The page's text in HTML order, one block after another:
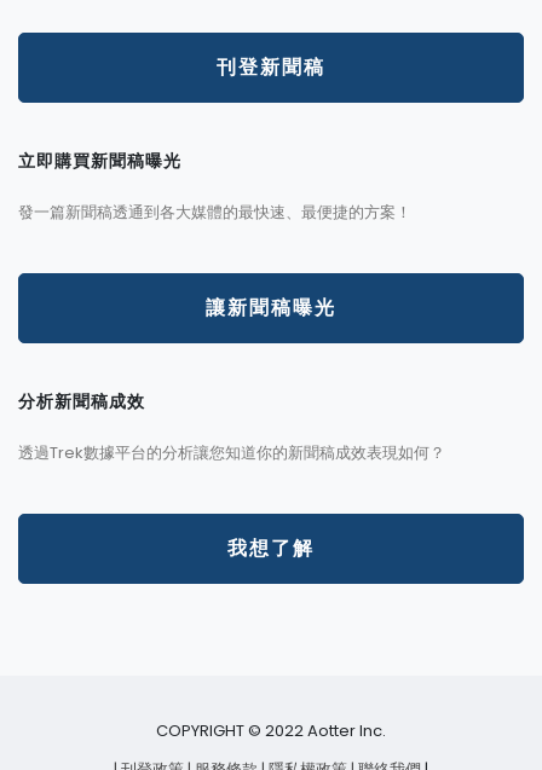
刊登新聞稿
立即購買新聞稿曝光
發一篇新聞稿透通到各大媒體的最快速、最便捷的方案！
讓新聞稿曝光
分析新聞稿成效
透過Trek數據平台的分析讓您知道你的新聞稿成效表現如何？
我想了解
COPYRIGHT © 2022 Aotter Inc.